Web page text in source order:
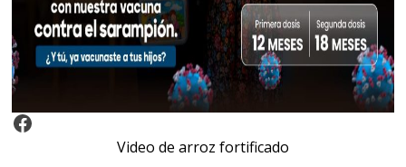
Video Arroz Fortificado
Video de arroz fortificado